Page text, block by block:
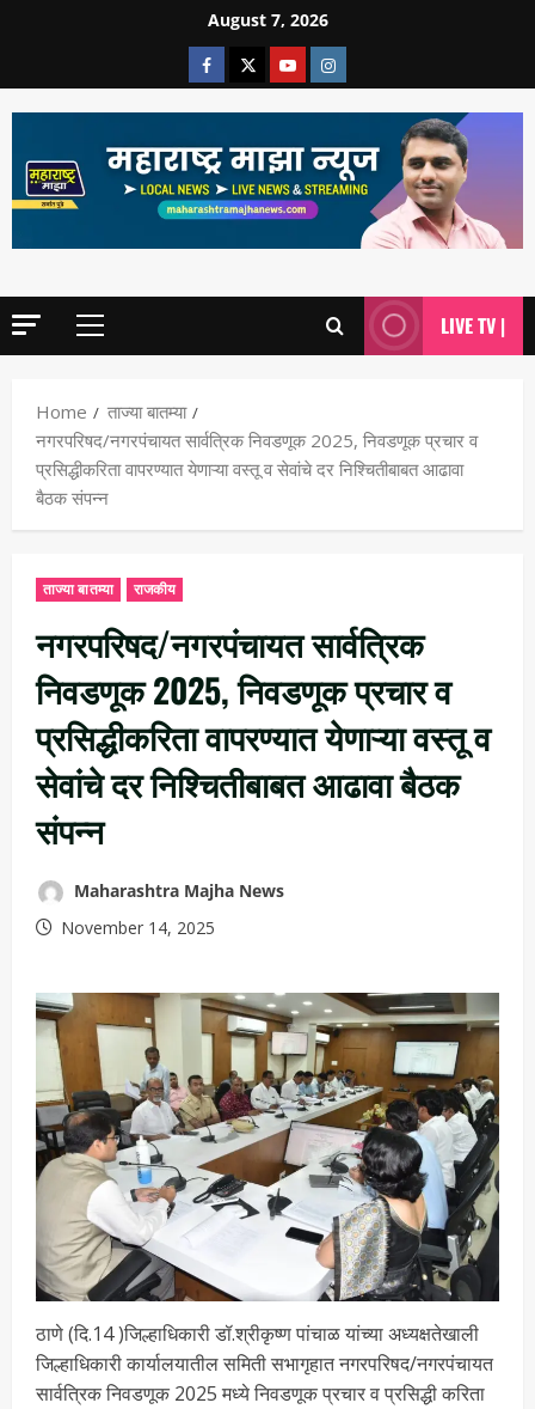
August 7, 2026
LIVE TV |
Home
ताज्या बातम्या
नगरपरिषद/नगरपंचायत सार्वत्रिक निवडणूक 2025, निवडणूक प्रचार व
प्रसिद्धीकरिता वापरण्यात येणाऱ्या वस्तू व सेवांचे दर निश्चितीबाबत आढावा
बैठक संपन्न
ताज्या बातम्या राजकीय
नगरपरिषद/नगरपंचायत सार्वत्रिक
निवडणूक 2025, निवडणूक प्रचार व
प्रसिद्धीकरिता वापरण्यात येणाऱ्या वस्तू व
सेवांचे दर निश्चितीबाबत आढावा बैठक
संपन्न
Maharashtra Majha News
November 14, 2025
ठाणे (दि.14 )जिल्हाधिकारी डॉ.श्रीकृष्ण पांचाळ यांच्या अध्यक्षतेखाली
जिल्हाधिकारी कार्यालयातील समिती सभागृहात नगरपरिषद/नगरपंचायत
सार्वत्रिक निवडणूक 2025 मध्ये निवडणूक प्रचार व प्रसिद्धी करिता